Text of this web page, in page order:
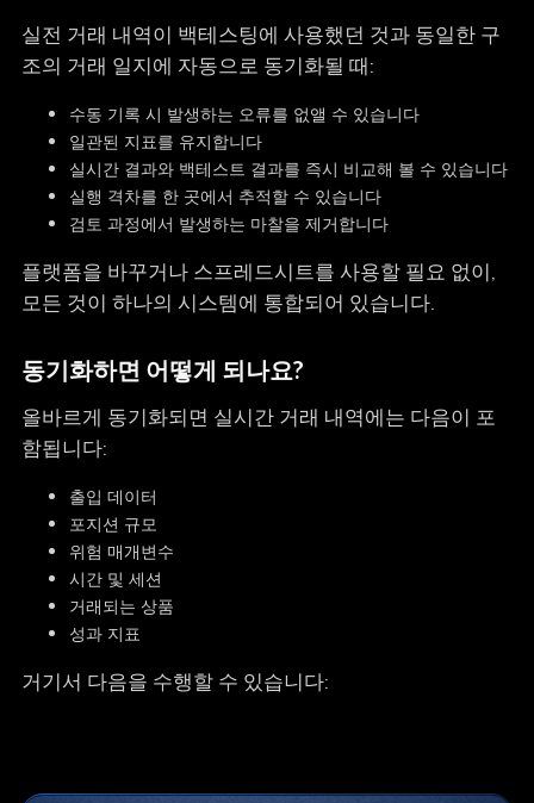
실전 거래 내역이 백테스팅에 사용했던 것과 동일한 구
조의 거래 일지에 자동으로 동기화될 때:
수동 기록 시 발생하는 오류를 없앨 수 있습니다
일관된 지표를 유지합니다
실시간 결과와 백테스트 결과를 즉시 비교해 볼 수 있습니다
실행 격차를 한 곳에서 추적할 수 있습니다
검토 과정에서 발생하는 마찰을 제거합니다
플랫폼을 바꾸거나 스프레드시트를 사용할 필요 없이,
모든 것이 하나의 시스템에 통합되어 있습니다.
동기화하면 어떻게 되나요?
올바르게 동기화되면 실시간 거래 내역에는 다음이 포
함됩니다:
출입 데이터
포지션 규모
위험 매개변수
시간 및 세션
거래되는 상품
성과 지표
거기서 다음을 수행할 수 있습니다: